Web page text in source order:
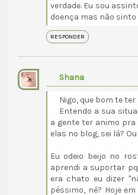
verdade. Eu sou
doença mas não sinto
RESPONDER
Shana
Nigo, que bom te
Entendo a sua
a gente ter animo pra
elas no blog, sei lá? Ou
Eu odeio beijo no
aprendi a suportar
era chato eu dizer
péssimo, né? Hoje